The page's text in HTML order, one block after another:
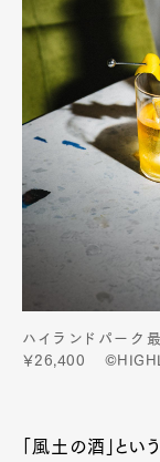
ハイランドパーク
￥26,400
「風土の酒」と